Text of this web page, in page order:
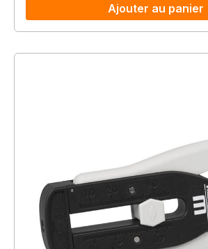
Ajouter au panier